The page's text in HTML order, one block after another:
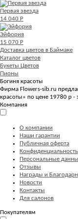
Первая звезда
14 040 Р
Эйфория
15 070 Р
Доставка цветов в Баймаке
Каталог цветов
Букеты Цветов
Пионы
Богиня красоты
Фирма Flowers-sib.ru
красоты» по цене 19780 р -
Компания
О компании
Наши гарантии
Публичная оферта
Конфиденциальность
Персональные
Отзывы
Награды и
Новости
Контакты
Для салонов
Покупателям